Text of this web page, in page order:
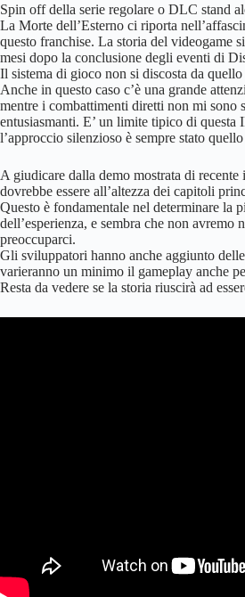
Spin off della serie regolare o DLC stand
La Morte dell’Esterno ci riporta
questo franchise. La storia del videogame
mesi dopo la conclusione degli eventi di
Il sistema di gioco non si discosta da quello
Anche in questo caso c’è una grande
mentre i combattimenti diretti non mi sono
entusiasmanti. E’ un limite tipico di questa
l’approccio silenzioso è sempre stato
A giudicare dalla demo mostrata di recente
dovrebbe essere all’altezza dei capitoli
Questo è fondamentale nel determinare la
dell’esperienza, e sembra che non avremo
preoccuparci.
Gli sviluppatori hanno anche aggiunto
varieranno un minimo il gameplay anche
Resta da vedere se la storia riuscirà ad